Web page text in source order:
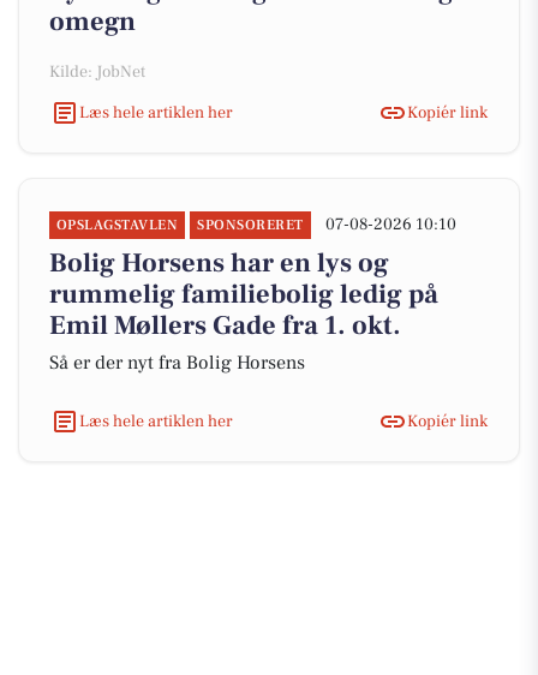
omegn
Kilde: JobNet
Læs hele artiklen her
Kopiér link
OPSLAGSTAVLEN SPONSORERET 07-08-2026 10:10
Bolig Horsens har en lys og
rummelig familiebolig ledig på
Emil Møllers Gade fra 1. okt.
Så er der nyt fra Bolig Horsens
Læs hele artiklen her Kopiér link